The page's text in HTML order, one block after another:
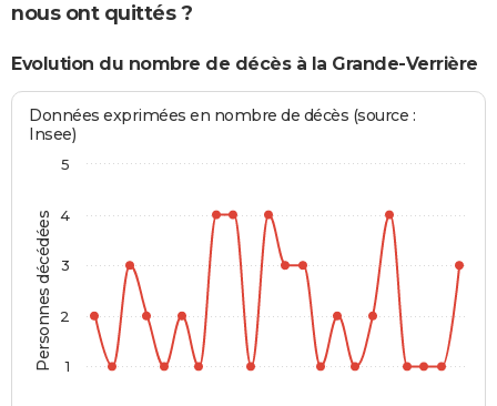
nous ont quittés ?
Evolution du nombre de décès à la Grande-Verrière
Personnes décédées
Données exprimées en nombre de décès (source :
Insee)
1
2
3
4
5